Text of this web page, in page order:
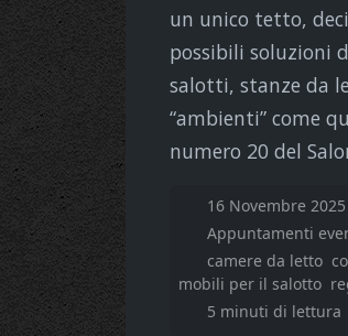
un unico tetto,
possibili soluzioni
salotti, stanze da
“ambienti” come
numero 20 del
16 Novembre 2025
Appuntamenti
camere da letto
mobili per il salotto
5 minuti di lettura